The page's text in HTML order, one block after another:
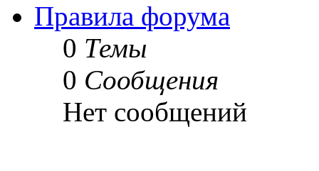
Правила форума
0 Темы
0 Сообщения
Нет сообщений